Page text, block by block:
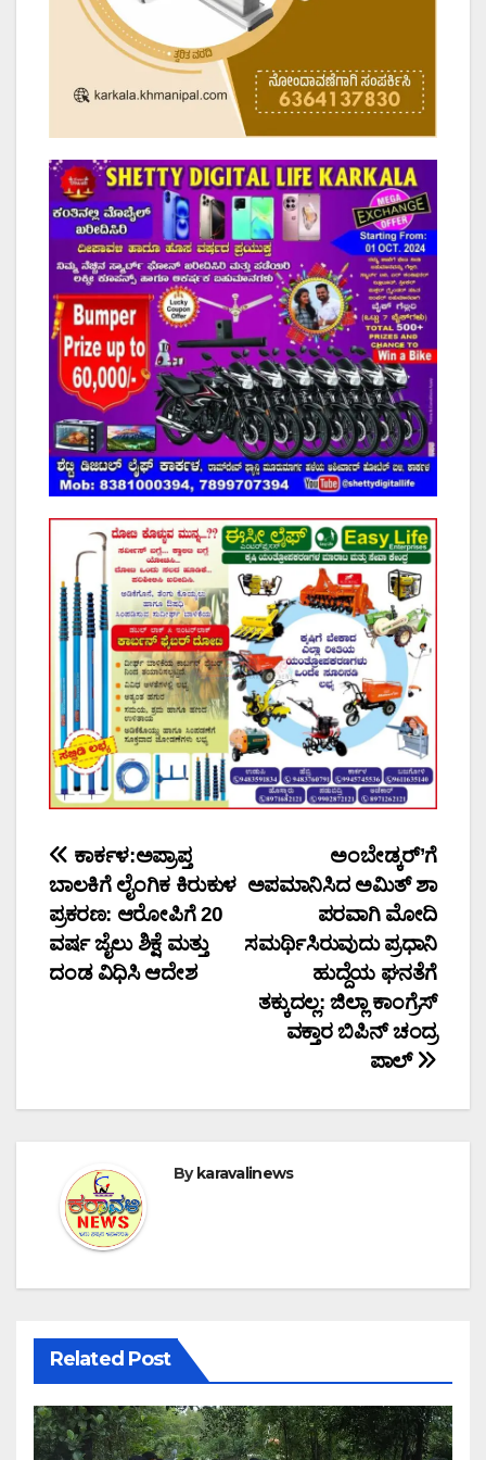
Post
navigation
ಅಂಬೇಡ್ಕರ್’ಗೆ
ಅಪಮಾನಿಸಿದ ಅಮಿತ್ ಶಾ
ಪರವಾಗಿ ಮೋದಿ
ಸಮರ್ಥಿಸಿರುವುದು ಪ್ರಧಾನಿ
ಹುದ್ದೆಯ ಘನತೆಗೆ
ತಕ್ಕುದಲ್ಲ: ಜಿಲ್ಲಾ ಕಾಂಗ್ರೆಸ್
ವಕ್ತಾರ ಬಿಪಿನ್ ಚಂದ್ರ
ಪಾಲ್
ಕಾರ್ಕಳ:ಅಪ್ರಾಪ್ತ
ಬಾಲಕಿಗೆ ಲೈಂಗಿಕ ಕಿರುಕುಳ
ಪ್ರಕರಣ: ಆರೋಪಿಗೆ 20
ವರ್ಷ ಜೈಲು ಶಿಕ್ಷೆ ಮತ್ತು
ದಂಡ ವಿಧಿಸಿ ಆದೇಶ
Bykaravalinews
Related Post